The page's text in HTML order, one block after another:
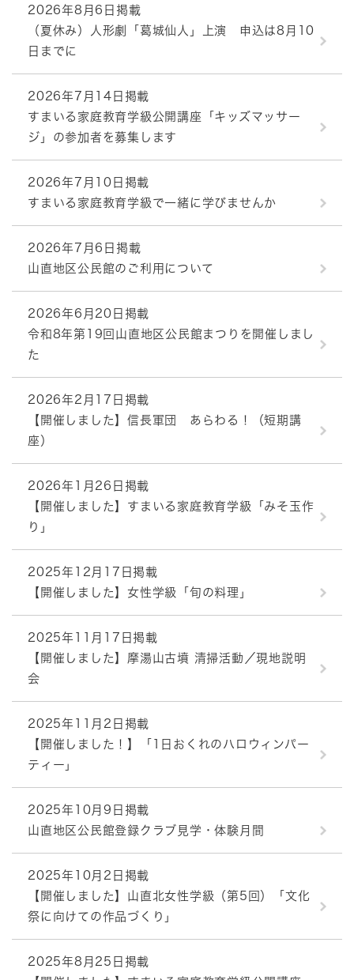
2026年8月6日掲載
（夏休み）人形劇「葛城仙人」上演 申込は8月10
日までに
2026年7月14日掲載
すまいる家庭教育学級公開講座「キッズマッサー
ジ」の参加者を募集します
2026年7月10日掲載
すまいる家庭教育学級で一緒に学びませんか
2026年7月6日掲載
山直地区公民館のご利用について
2026年6月20日掲載
令和8年第19回山直地区公民館まつりを開催しまし
た
2026年2月17日掲載
【開催しました】信長軍団 あらわる！（短期講
座）
2026年1月26日掲載
【開催しました】すまいる家庭教育学級「みそ玉作
り」
2025年12月17日掲載
【開催しました】女性学級「旬の料理」
2025年11月17日掲載
【開催しました】摩湯山古墳 清掃活動／現地説明
会
2025年11月2日掲載
【開催しました！】「1日おくれのハロウィンパー
ティー」
2025年10月9日掲載
山直地区公民館登録クラブ見学・体験月間
2025年10月2日掲載
【開催しました】山直北女性学級（第5回）「文化
祭に向けての作品づくり」
2025年8月25日掲載